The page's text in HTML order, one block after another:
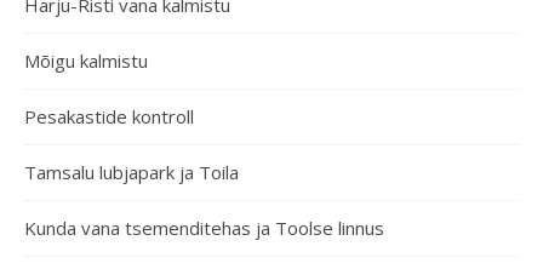
Mõigu kalmistu
Pesakastide kontroll
Tamsalu lubjapark ja Toila
Kunda vana tsemenditehas ja Toolse linnus